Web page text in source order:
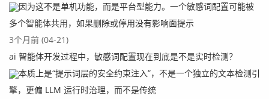
import org.apache.commons.lang3.StringUtils;
import org.commom.mapper.user.model.UserDTO;
ts;
import org.commom.model.exception.LoginException;
import org.commom.model.utils.RedisUtils;
因为这不是单机功能，而是平台型能力。一个敏感词配置可能被
多个智能体共用，如果删除或停用没有影响面提示
3个月前 (04-21)
ai 智能体开发过程中，敏感词配置现在到底是不是实时检测？
本质上是“提示词层的安全约束注入”，不是一个独立的文本检测引
擎，更偏 LLM 运行时治理，而不是传统